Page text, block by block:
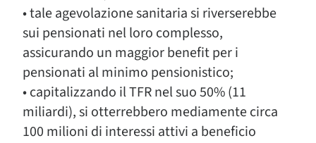
• tale agevolazione sanitaria si riverserebbe
sui pensionati nel loro complesso,
assicurando un maggior benefit per i
pensionati al minimo pensionistico;
• capitalizzando il TFR nel suo 50% (11
miliardi), si otterrebbero mediamente circa
100 milioni di interessi attivi a beneficio